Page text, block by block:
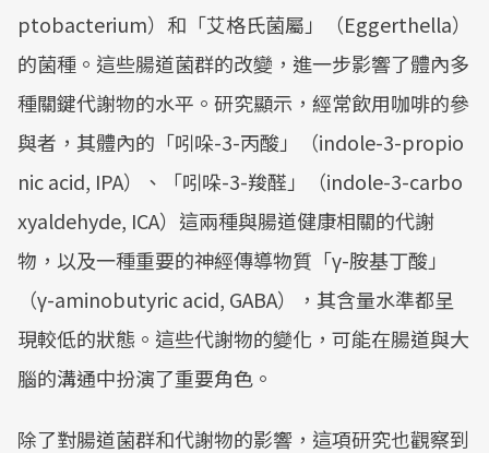
ptobacterium）和「艾格氏菌屬」（Eggerthella）
的菌種。這些腸道菌群的改變，進一步影響了體內多
種關鍵代謝物的水平。研究顯示，經常飲用咖啡的參
與者，其體內的「吲哚-3-丙酸」（indole-3-propio
nic acid, IPA）、「吲哚-3-羧醛」（indole-3-carbo
xyaldehyde, ICA）這兩種與腸道健康相關的代謝
物，以及一種重要的神經傳導物質「γ-胺基丁酸」
（γ-aminobutyric acid, GABA），其含量水準都呈
現較低的狀態。這些代謝物的變化，可能在腸道與大
腦的溝通中扮演了重要角色。
除了對腸道菌群和代謝物的影響，這項研究也觀察到